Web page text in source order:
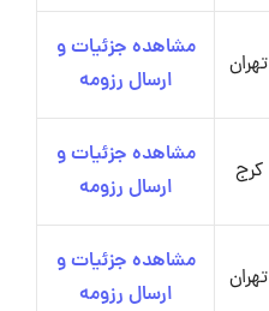
تهران
مشاهده جزئیات و
ارسال رزومه
کرج
مشاهده جزئیات و
ارسال رزومه
تهران
مشاهده جزئیات و
ارسال رزومه